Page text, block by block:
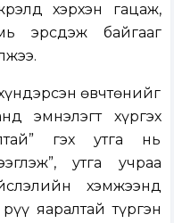
хэрхэн гацаж,
эрсдэж байгааг
өвчтөнийг
эмнэлэгт хүргэх
гэх утга нь
утга учраа
хэмжээнд
яаралтай түргэн